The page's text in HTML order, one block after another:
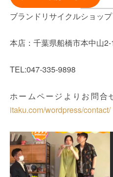
ブランドリサイクルショッ
本店：千葉県船橋市本中山
TEL:047-335-9898
ホームページよりお問合
itaku.com/wordpress/contact/